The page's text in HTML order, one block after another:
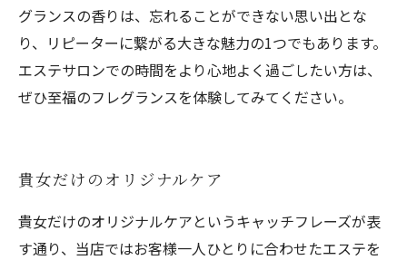
グランスの香りは、忘れることができない思い出とな
り、リピーターに繋がる大きな魅力の1つでもあります。
エステサロンでの時間をより心地よく過ごしたい方は、
ぜひ至福のフレグランスを体験してみてください。
貴女だけのオリジナルケア
貴女だけのオリジナルケアというキャッチフレーズが表
す通り、当店ではお客様一人ひとりに合わせたエステを